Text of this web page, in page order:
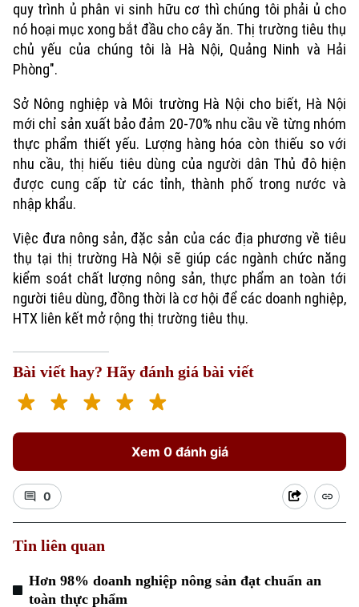
Thời sự
quy trình ủ phân vi sinh hữu cơ thì chúng tôi phải ủ cho
nó hoại mục xong bắt đầu cho cây ăn. Thị trường tiêu thụ
chủ yếu của chúng tôi là Hà Nội, Quảng Ninh và Hải
Phòng".
Sở Nông nghiệp và Môi trường Hà Nội cho biết, Hà Nội
mới chỉ sản xuất bảo đảm 20-70% nhu cầu về từng nhóm
thực phẩm thiết yếu. Lượng hàng hóa còn thiếu so với
nhu cầu, thị hiếu tiêu dùng của người dân Thủ đô hiện
được cung cấp từ các tỉnh, thành phố trong nước và
nhập khẩu.
Việc đưa nông sản, đặc sản của các địa phương về tiêu
thụ tại thị trường Hà Nội sẽ giúp các ngành chức năng
kiểm soát chất lượng nông sản, thực phẩm an toàn tới
người tiêu dùng, đồng thời là cơ hội để các doanh nghiệp,
HTX liên kết mở rộng thị trường tiêu thụ.
Bài viết hay? Hãy đánh giá bài viết
Xem 0 đánh giá
0
Tin liên quan
Hơn 98% doanh nghiệp nông sản đạt chuẩn an
toàn thực phẩm